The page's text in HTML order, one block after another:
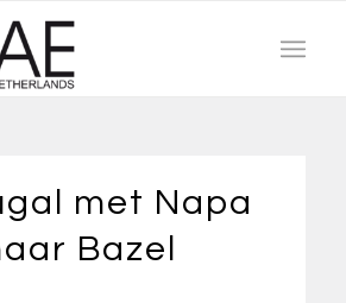
met Napa
Bazel